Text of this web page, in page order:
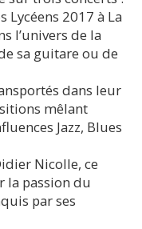
2017 à La
l’univers de la
sa guitare ou de
dans leur
mêlant
Jazz, Blues
Nicolle, ce
la passion du
par ses